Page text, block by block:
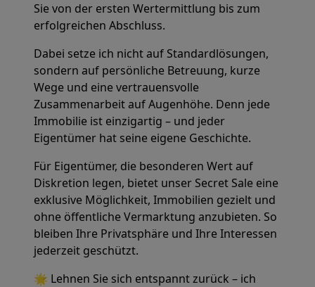
Sie von der ersten Wertermittlung bis zum
erfolgreichen Abschluss.
Dabei setze ich nicht auf Standardlösungen,
sondern auf persönliche Betreuung, kurze
Wege und eine vertrauensvolle
Zusammenarbeit auf Augenhöhe. Denn jede
Immobilie ist einzigartig – und jeder
Eigentümer hat seine eigene Geschichte.
Für Eigentümer, die besonderen Wert auf
Diskretion legen, bietet unser Secret Sale eine
exklusive Möglichkeit, Immobilien gezielt und
ohne öffentliche Vermarktung anzubieten. So
bleiben Ihre Privatsphäre und Ihre Interessen
jederzeit geschützt.
🌟 Lehnen Sie sich entspannt zurück – ich